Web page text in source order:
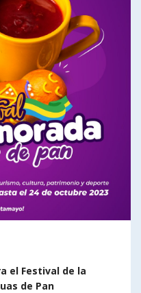
el Festival de la
de Pan